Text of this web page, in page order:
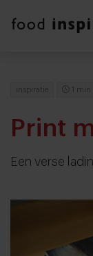
inspiratie 1 min
Print
Een verse